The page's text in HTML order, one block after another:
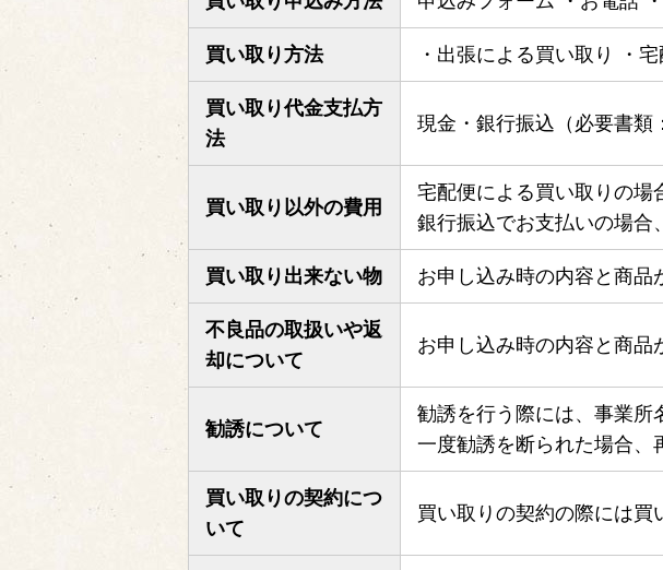
買い取り方法 ・出張による買い取り ・
買い取り代金支払方
法
現金・銀行振込（必要書類
買い取り以外の費用
宅配便による買い取りの場
銀行振込でお支払いの場合
買い取り出来ない物 お申し込み時の内容と商品
不良品の取扱いや返
却について
お申し込み時の内容と商品
勧誘について
勧誘を行う際には、事業所
一度勧誘を断られた場合、
買い取りの契約につ
いて
買い取りの契約の際には買